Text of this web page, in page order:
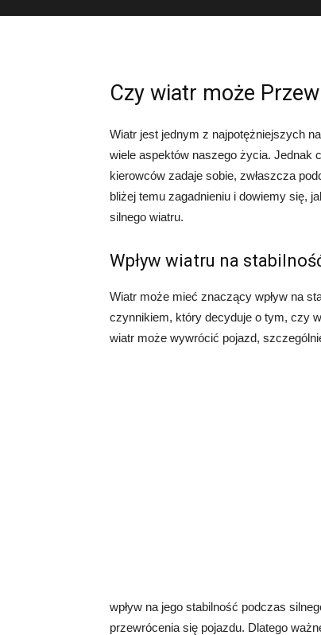
Czy wiatr może
Wiatr jest jednym z najpotężniejszych
wiele aspektów naszego życia. Jednak
kierowców zadaje sobie, zwłaszcza
bliżej temu zagadnieniu i dowiemy się,
silnego wiatru.
Wpływ wiatru na
Wiatr może mieć znaczący wpływ na
czynnikiem, który decyduje o tym, czy
wiatr może wywrócić pojazd,
wpływ na jego stabilność podczas
przewrócenia się pojazdu. Dlatego